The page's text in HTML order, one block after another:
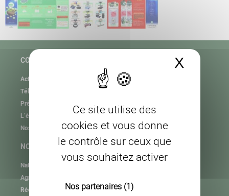
Ce site utilise des
cookies et vous donne
le contrôle sur ceux que
vous souhaitez activer
Nos partenaires (1)
X
COPAGE
Actualités
Téléchargement
Présentation de l’association
L’équipe
Nos partenaires
NOS MISSIONS
Natura 2000
Agrifaune
RéeL CPIE de Lozère